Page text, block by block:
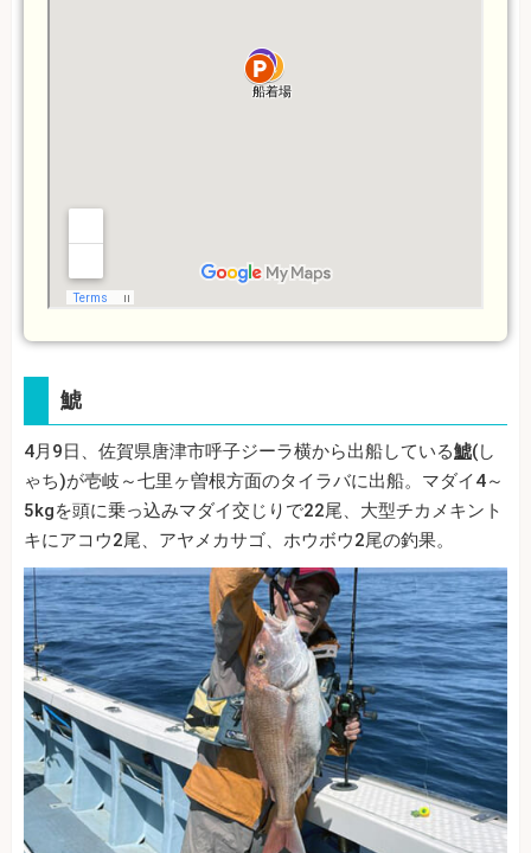
鯱
4月9日、佐賀県唐津市呼子ジーラ横から出船している鯱(し
ゃち)が壱岐～七里ヶ曽根方面のタイラバに出船。マダイ4～
5kgを頭に乗っ込みマダイ交じりで22尾、大型チカメキント
キにアコウ2尾、アヤメカサゴ、ホウボウ2尾の釣果。